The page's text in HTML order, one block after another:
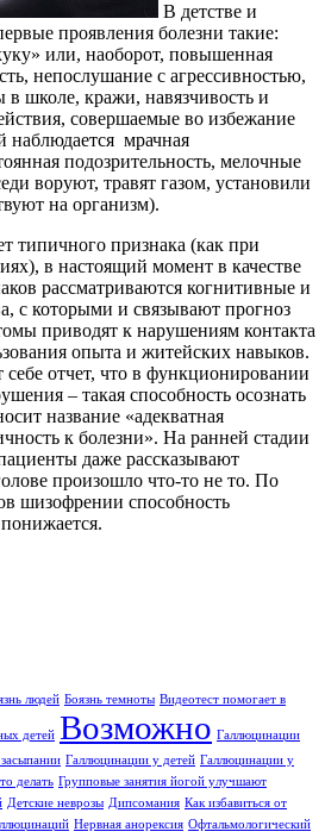
В детстве и
проявления болезни такие:
или, наоборот, повышенная
непослушание с агрессивностью,
школе, кражи, навязчивость и
совершаемые во избежание
мрачная
подозрительность, мелочные
воруют, травят газом, установили
на организм).
типичного признака (как при
в настоящий момент в качестве
рассматриваются когнитивные и
с которыми и связывают прогноз
приводят к нарушениям контакта
опыта и житейских навыков.
отчет, что в функционировании
– такая способность осознать
название «адекватная
к болезни». На ранней стадии
даже рассказывают
произошло что-то не то. По
шизофрении способность
людей Боязнь темноты Видеотест помогает в
детей Возможно Галлюцинации
Галлюцинации у детей Галлюцинации у
делать Групповые занятия йогой улучшают
Детские неврозы Дипсомания Как избавиться от
Нервная анорексия Офтальмологический